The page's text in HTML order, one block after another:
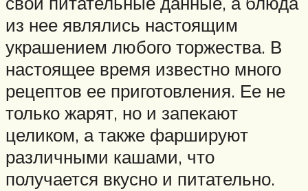
из нее являлись настоящим
украшением любого торжества. В
настоящее время известно много
рецептов ее приготовления. Ее не
только жарят, но и запекают
целиком, а также фаршируют
различными кашами, что
получается вкусно и питательно.